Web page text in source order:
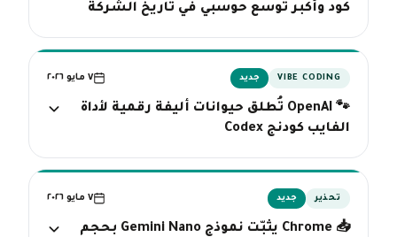
كود وأكبر توسع حوسبي في تاريخ الشركة
VIBE CODING جديد ٧ مايو ٢٠٢٦
🐾 OpenAI تُطلق حيوانات أليفة رقمية لأداة
الفايب كودنج Codex
تحذير جديد ٧ مايو ٢٠٢٦
📥 Chrome يثبّت نموذج Gemini Nano بحجم